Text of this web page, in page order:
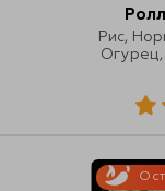
Рис,
Огурец,